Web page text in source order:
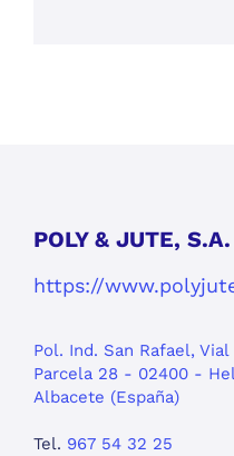
POLY & JUTE, S.A.
https://
Pol. Ind. San Rafael, Vial
Parcela 28 - 02400 -
Albacete (España)
Tel. 967 54 32 25